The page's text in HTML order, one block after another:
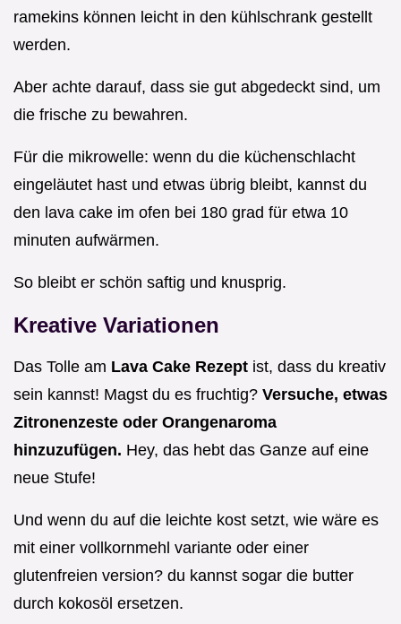
ramekins können leicht in den kühlschrank gestellt
werden.
Aber achte darauf, dass sie gut abgedeckt sind, um
die frische zu bewahren.
Für die mikrowelle: wenn du die küchenschlacht
eingeläutet hast und etwas übrig bleibt, kannst du
den lava cake im ofen bei 180 grad für etwa 10
minuten aufwärmen.
So bleibt er schön saftig und knusprig.
Kreative Variationen
Das Tolle am Lava Cake Rezept ist, dass du kreativ
sein kannst! Magst du es fruchtig? Versuche, etwas
Zitronenzeste oder Orangenaroma
hinzuzufügen. Hey, das hebt das Ganze auf eine
neue Stufe!
Und wenn du auf die leichte kost setzt, wie wäre es
mit einer vollkornmehl variante oder einer
glutenfreien version? du kannst sogar die butter
durch kokosöl ersetzen.